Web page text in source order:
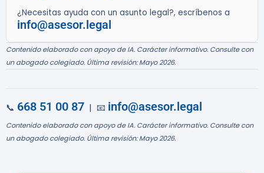
¿Necesitas ayuda con un asunto legal?, escríbenos a
info@asesor.legal
Contenido elaborado con apoyo de IA. Carácter informativo. Consulte con
un abogado colegiado. Última revisión: Mayo 2026.
📞 668 51 00 87 | 📧 info@asesor.legal
Contenido elaborado con apoyo de IA. Carácter informativo. Consulte con
un abogado colegiado. Última revisión: Mayo 2026.